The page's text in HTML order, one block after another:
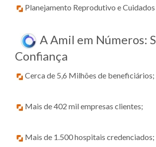
Planejamento Reprodutivo e Cuidados
A Amil em Números:
Confiança
Cerca de 5,6 Milhões de beneficiários;
Mais de 402 mil empresas clientes;
Mais de 1.500 hospitais credenciados;